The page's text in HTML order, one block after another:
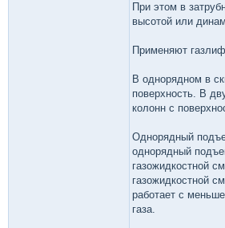
При этом в
высотой или
Применяют
В однорядном в
поверхность. В
колонн с
Однорядный
однорядный
газожидкостной
газожидкостной
работает с
газа.